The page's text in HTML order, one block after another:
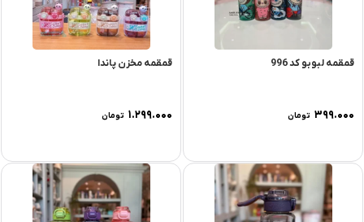
قمقمه لبوبو کد 996
۳۹۹.۰۰۰ تومان
قمقمه مخزن پاندا
۱.۲۹۹.۰۰۰ تومان